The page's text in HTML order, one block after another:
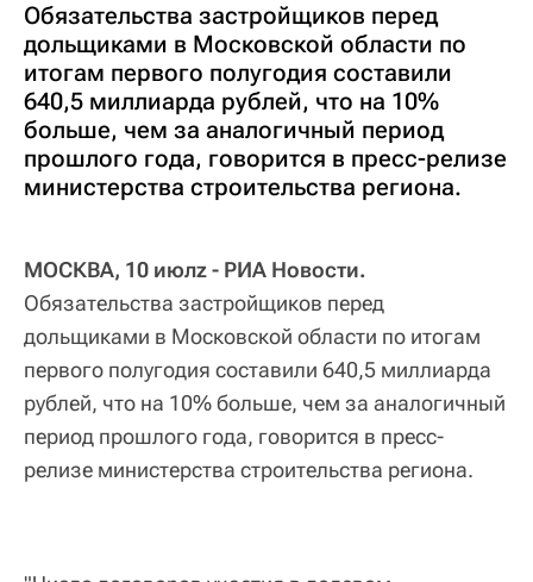
Обязательства застройщиков перед
дольщиками в Московской области по
итогам первого полугодия составили
640,5 миллиарда рублей, что на 10%
больше, чем за аналогичный период
прошлого года, говорится в пресс-релизе
министерства строительства региона.
МОСКВА, 10 июлz - РИА Новости.
Обязательства застройщиков перед
дольщиками в Московской области по итогам
первого полугодия составили 640,5 миллиарда
рублей, что на 10% больше, чем за аналогичный
период прошлого года, говорится в пресс-
релизе министерства строительства региона.